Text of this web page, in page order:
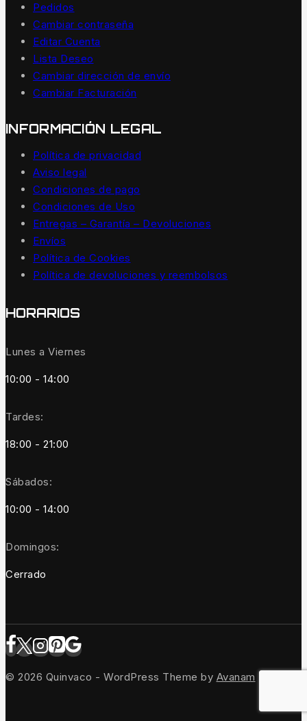
Pedidos
Cambiar contraseña
Editar Cuenta
Lista Deseo
Cambiar dirección de envío
Cambiar Facturación
INFORMACIÓN LEGAL
Política de privacidad
Aviso legal
Condiciones de pago
Condiciones de Uso
Entregas – Garantía – Devoluciones
Envíos
Política de Cookies
Política de devoluciones y reembolsos
HORARIOS
Lunes a Viernes
10:00 - 14:00
Tardes:
18:00 - 21:00
Sábados:
10:00 - 14:00
Domingos:
Cerrado
© 2026 Quinvaco - WordPress Theme by Avanam